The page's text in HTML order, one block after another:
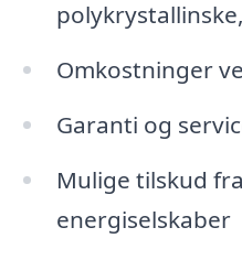
Omkostninger
Garanti og
Mulige tilskud
energiselskaber